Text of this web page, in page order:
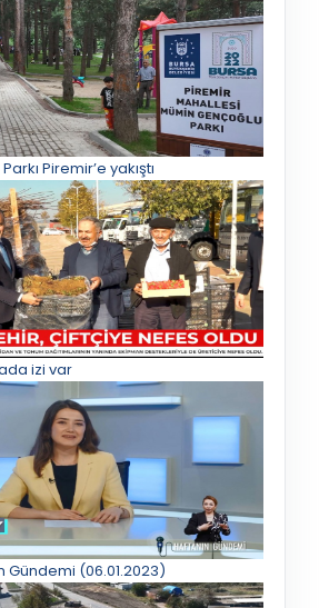
Piremir’e yakıştı
izi var
Gündemi (06.01.2023)